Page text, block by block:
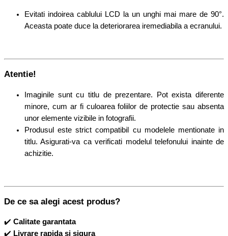
Evitati indoirea cablului LCD la un unghi mai mare de 90°.
Aceasta poate duce la deteriorarea iremediabila a ecranului.
Atentie!
Imaginile sunt cu titlu de prezentare. Pot exista diferente
minore, cum ar fi culoarea foliilor de protectie sau absenta
unor elemente vizibile in fotografii.
Produsul este strict compatibil cu modelele mentionate in
titlu. Asigurati-va ca verificati modelul telefonului inainte de
achizitie.
De ce sa alegi acest produs?
✔️ Calitate garantata
✔️ Livrare rapida si sigura